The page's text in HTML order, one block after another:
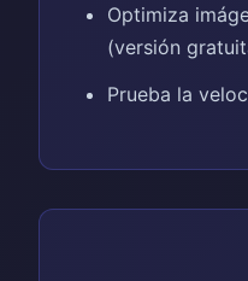
Optimiza
(versión
Prueba la